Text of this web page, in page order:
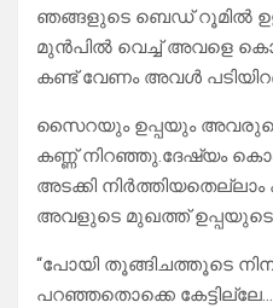
ഞങ്ങളുടെ ബെഡ് റൂമിൽ
മുൻപിൽ വെച്ച് അവളെ
കണ്ട് വേണം അവൾ
സൈറയും ഉപ്പയും അവരുടെ
കണ്ണ് നിറഞ്ഞു.ദേഷ്യം
അടക്കി
അവളുടെ മുഖത്ത്‌
“പോയി തൂങ്ങിചത്തൂടെ
പറഞ്ഞതൊക്കെ